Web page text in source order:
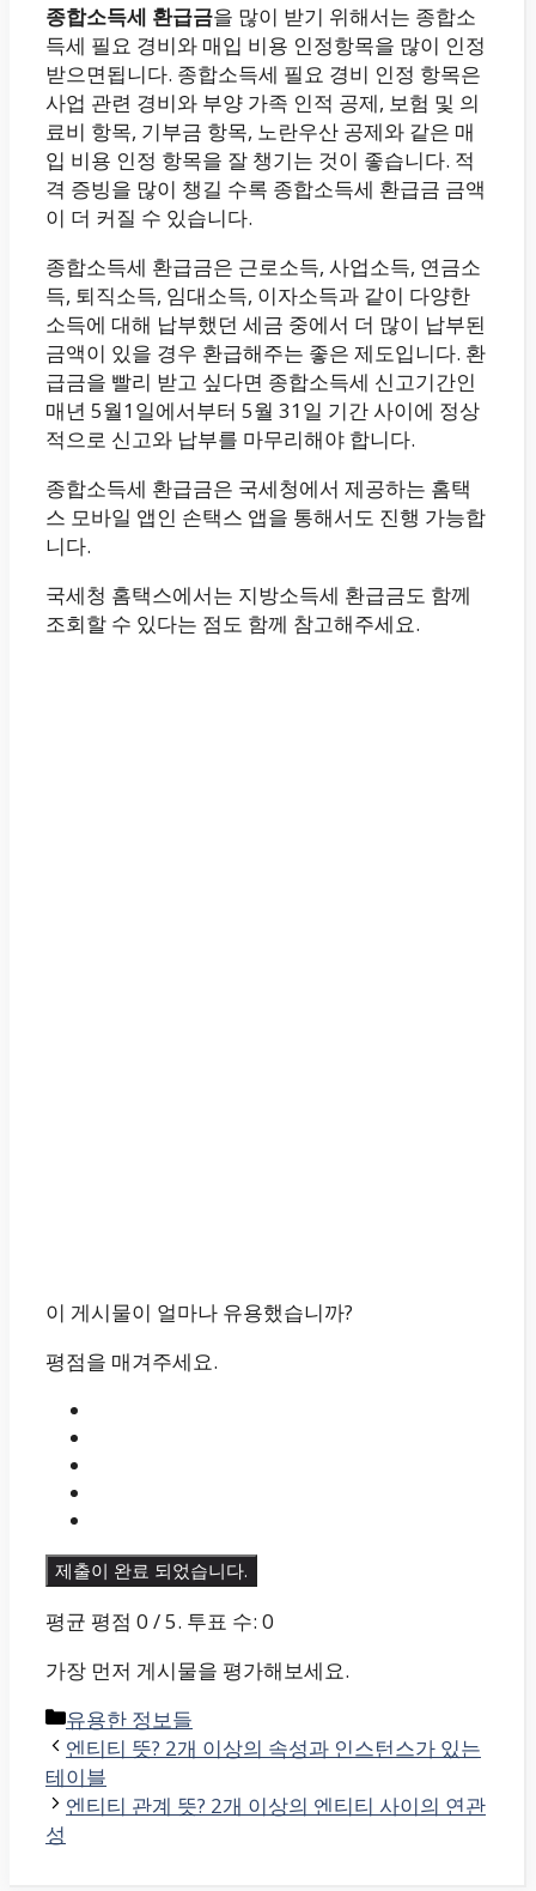
종합소득세 환급금을 많이 받기 위해서는 종합소
득세 필요 경비와 매입 비용 인정항목을 많이 인정
받으면됩니다. 종합소득세 필요 경비 인정 항목은
사업 관련 경비와 부양 가족 인적 공제, 보험 및 의
료비 항목, 기부금 항목, 노란우산 공제와 같은 매
입 비용 인정 항목을 잘 챙기는 것이 좋습니다. 적
격 증빙을 많이 챙길 수록 종합소득세 환급금 금액
이 더 커질 수 있습니다.
종합소득세 환급금은 근로소득, 사업소득, 연금소
득, 퇴직소득, 임대소득, 이자소득과 같이 다양한
소득에 대해 납부했던 세금 중에서 더 많이 납부된
금액이 있을 경우 환급해주는 좋은 제도입니다. 환
급금을 빨리 받고 싶다면 종합소득세 신고기간인
매년 5월1일에서부터 5월 31일 기간 사이에 정상
적으로 신고와 납부를 마무리해야 합니다.
종합소득세 환급금은 국세청에서 제공하는 홈택
스 모바일 앱인 손택스 앱을 통해서도 진행 가능합
니다.
국세청 홈택스에서는 지방소득세 환급금도 함께
조회할 수 있다는 점도 함께 참고해주세요.
이 게시물이 얼마나 유용했습니까?
평점을 매겨주세요.
제출이 완료 되었습니다.
평균 평점 0 / 5. 투표 수: 0
가장 먼저 게시물을 평가해보세요.
카
테
고
리
유용한 정보들
엔티티 뜻? 2개 이상의 속성과 인스턴스가 있는
테이블
엔티티 관계 뜻? 2개 이상의 엔티티 사이의 연관
성